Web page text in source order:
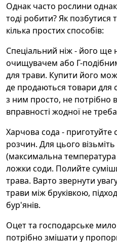
Однак часто рослини
тоді робити? Як позбутися
кілька простих способів:
Спеціальний ніж - його
очищувачем або Г-
для трави. Купити його
де продаються товари для
з ним просто, не потрібно
вправності жодної не
Харчова сода - приготуйте
розчин. Для цього візьміть
(максимальна температура
ложки соди. Полийте
трава. Варто звернути
трави між бруківкою,
бур'янів.
Оцет та господарське
потрібно змішати у